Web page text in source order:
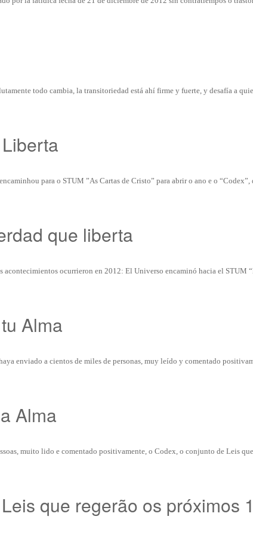
todo cambia, la transitoriedad está ahí firme y fuerte, y desafía a
para o STUM ”As Cartas de Cristo” para abrir o ano e o “Codex”,
que liberta
acontecimientos ocurrieron en 2012: El Universo encaminó hacia el STUM
Alma
enviado a cientos de miles de personas, muy leído y comentado
Alma
muito lido e comentado positivamente, o Codex, o conjunto de Leis
que regerão os próximos